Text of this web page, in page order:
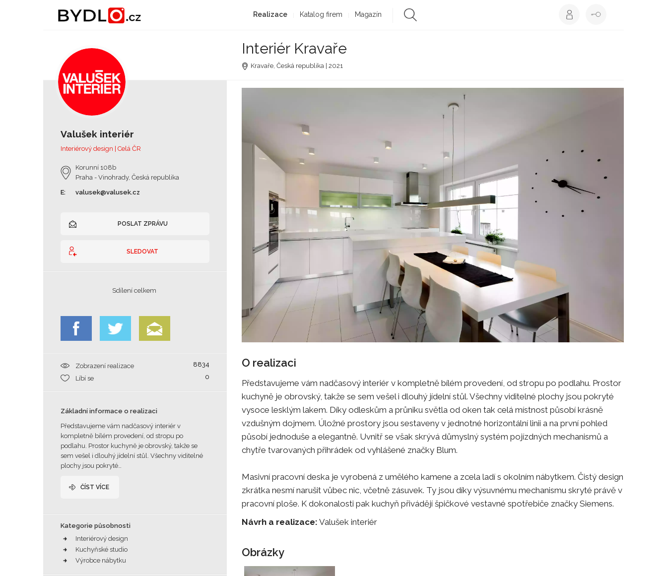
Realizace Katalog firem Magazín
Interiér Kravaře
Kravaře, Česká republika | 2021
Valušek interiér
Interiérový design | Celá ČR
Korunní 108b
Praha - Vinohrady, Česká republika
E:
valusek@valusek.cz
POSLAT ZPRÁVU
SLEDOVAT
Sdílení celkem
Zobrazení realizace
8834
Líbí se
0
Základní informace o realizaci
Představujeme vám nadčasový interiér v
kompletně bílém provedení, od stropu po
podlahu. Prostor kuchyně je obrovský, takže se
sem vešel i dlouhý jídelní stůl. Všechny viditelné
plochy jsou pokryté…
ČÍST VÍCE
Kategorie působnosti
Interiérový design
Kuchyňské studio
Výrobce nábytku
O realizaci
Představujeme vám nadčasový interiér v kompletně bílém provedení, od stropu po podlahu. Prostor
kuchyně je obrovský, takže se sem vešel i dlouhý jídelní stůl. Všechny viditelné plochy jsou pokryté
vysoce lesklým lakem. Díky odleskům a průniku světla od oken tak celá místnost působí krásně
vzdušným dojmem. Úložné prostory jsou sestaveny v jednotné horizontální linii a na první pohled
působí jednoduše a elegantně. Uvnitř se však skrývá důmyslný systém pojízdných mechanismů a
chytře tvarovaných přihrádek od vyhlášené značky Blum.
Masivní pracovní deska je vyrobená z umělého kamene a zcela ladí s okolním nábytkem. Čistý design
zkrátka nesmí narušit vůbec nic, včetně zásuvek. Ty jsou díky výsuvnému mechanismu skryté právě v
pracovní ploše. K dokonalosti pak kuchyň přivádějí špičkové vestavné spotřebiče značky Siemens.
Návrh a realizace: Valušek interiér
Obrázky